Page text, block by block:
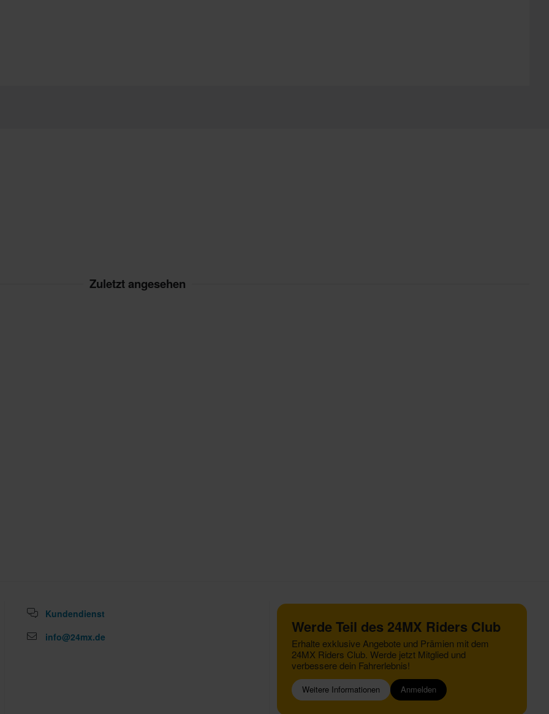
Zuletzt angesehen
Kundendienst
info@24mx.de
Werde Teil des 24MX Riders Club
Erhalte exklusive Angebote und Prämien mit dem
24MX Riders Club. Werde jetzt Mitglied und
verbessere dein Fahrerlebnis!
Weitere Informationen Anmelden